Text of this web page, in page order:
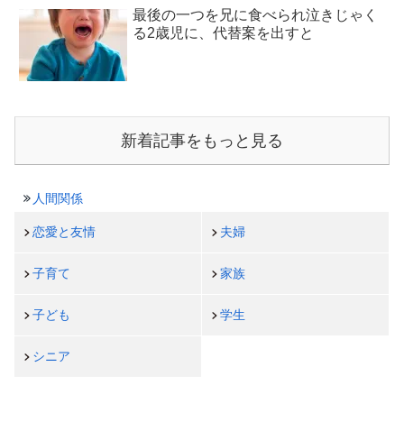
最後の一つを兄に食べられ泣きじゃく
る2歳児に、代替案を出すと
新着記事をもっと見る
人間関係
恋愛と友情 夫婦
子育て 家族
子ども 学生
シニア